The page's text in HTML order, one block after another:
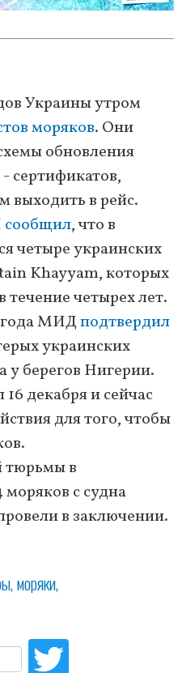
Украины утром
моряков. Они
обновления
сертификатов,
выходить в рейс.
сообщил, что в
четыре украинских
Khayyam, которых
четырех лет.
года МИДподтвердил
украинских
у берегов Нигерии.
декабря и сейчас
для того, чтобы
тюрьмы в
моряков с судна
в заключении.
моряки